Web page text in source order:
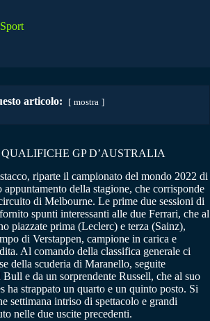
articolo: mostra
GP D’AUSTRALIA
riparte il campionato del mondo 2022 di
appuntamento della stagione, che corrisponde
di Melbourne. Le prime due sessioni di
spunti interessanti alle due Ferrari, che al
piazzate prima (Leclerc) e terza (Sainz),
di Verstappen, campione in carica e
Al comando della classifica generale ci
della scuderia di Maranello, seguite
Bull e da un sorprendente Russell, che al suo
ha strappato un quarto e un quinto posto. Si
settimana intriso di spettacolo e grandi
nelle due uscite precedenti.